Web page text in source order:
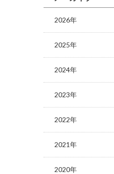
2026年
2025年
2024年
2023年
2022年
2021年
2020年